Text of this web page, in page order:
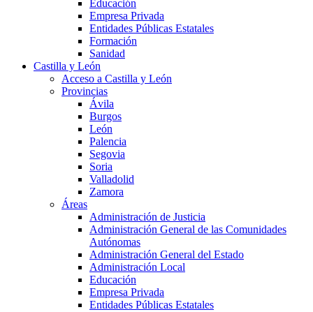
Educación
Empresa Privada
Entidades Públicas Estatales
Formación
Sanidad
Castilla y León
Acceso a Castilla y León
Provincias
Ávila
Burgos
León
Palencia
Segovia
Soria
Valladolid
Zamora
Áreas
Administración de Justicia
Administración General de las Comunidades
Autónomas
Administración General del Estado
Administración Local
Educación
Empresa Privada
Entidades Públicas Estatales